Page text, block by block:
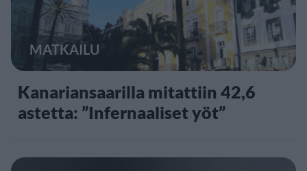
MATKAILU
Kanariansaarilla mitattiin 42,6
astetta: ”Infernaaliset yöt”